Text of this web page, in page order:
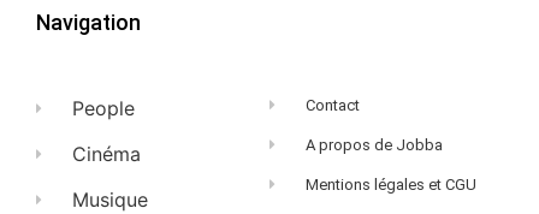
Navigation
People
Cinéma
Musique
Contact
A propos de Jobba
Mentions légales et CGU